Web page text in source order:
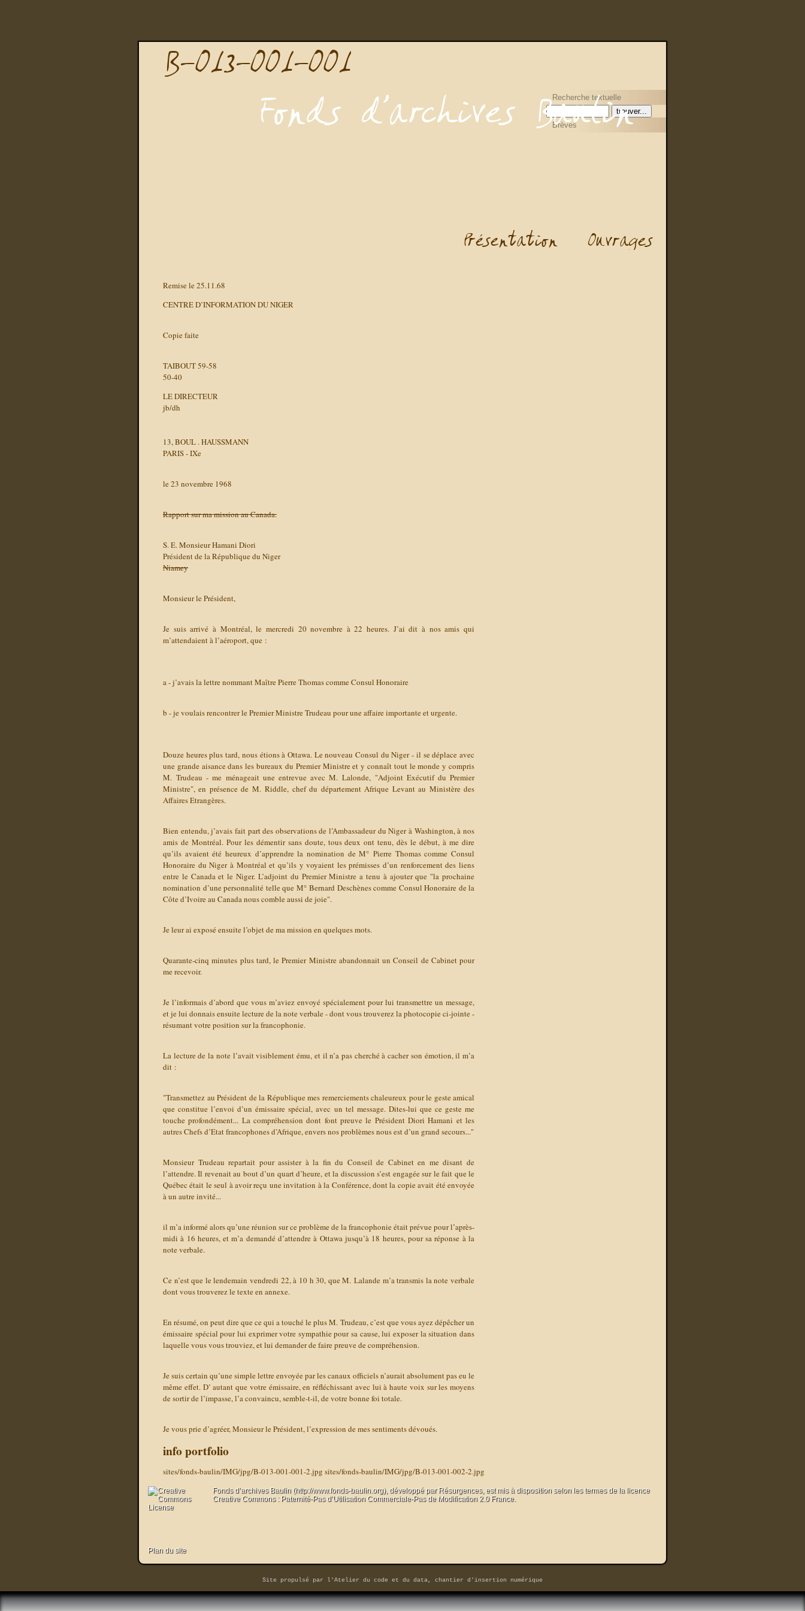
Recherche textuelle
Brèves
Remise le 25.11.68
CENTRE D’INFORMATION DU NIGER
Copie faite
TAIBOUT 59-58
50-40
LE DIRECTEUR
jb/dh
13, BOUL . HAUSSMANN
PARIS - IXe
le 23 novembre 1968
Rapport sur ma mission au Canada.
S. E. Monsieur Hamani Diori
Président de la République du Niger
Niamey
Monsieur le Président,
Je suis arrivé à Montréal, le mercredi 20 novembre à 22 heures. J’ai dit à nos amis qui
m’attendaient à l’aéroport, que :
a - j’avais la lettre nommant Maître Pierre Thomas comme Consul Honoraire
b - je voulais rencontrer le Premier Ministre Trudeau pour une affaire importante et urgente.
Douze heures plus tard, nous étions à Ottawa. Le nouveau Consul du Niger - il se déplace avec
une grande aisance dans les bureaux du Premier Ministre et y connaît tout le monde y compris
M. Trudeau - me ménageait une entrevue avec M. Lalonde, "Adjoint Exécutif du Premier
Ministre", en présence de M. Riddle, chef du département Afrique Levant au Ministère des
Affaires Etrangères.
Bien entendu, j’avais fait part des observations de l’Ambassadeur du Niger à Washington, à nos
amis de Montréal. Pour les démentir sans doute, tous deux ont tenu, dès le début, à me dire
qu’ils avaient été heureux d’apprendre la nomination de M° Pierre Thomas comme Consul
Honoraire du Niger à Montréal et qu’ils y voyaient les prémisses d’un renforcement des liens
entre le Canada et le Niger. L’adjoint du Premier Ministre a tenu à ajouter que "la prochaine
nomination d’une personnalité telle que M° Bernard Deschènes comme Consul Honoraire de la
Côte d’Ivoire au Canada nous comble aussi de joie".
Je leur ai exposé ensuite l’objet de ma mission en quelques mots.
Quarante-cinq minutes plus tard, le Premier Ministre abandonnait un Conseil de Cabinet pour
me recevoir.
Je l’informais d’abord que vous m’aviez envoyé spécialement pour lui transmettre un message,
et je lui donnais ensuite lecture de la note verbale - dont vous trouverez la photocopie ci-jointe -
résumant votre position sur la francophonie.
La lecture de la note l’avait visiblement ému, et il n’a pas cherché à cacher son émotion, il m’a
dit :
"Transmettez au Président de la République mes remerciements chaleureux pour le geste amical
que constitue l’envoi d’un émissaire spécial, avec un tel message. Dites-lui que ce geste me
touche profondément... La compréhension dont font preuve le Président Diori Hamani et les
autres Chefs d’Etat francophones d’Afrique, envers nos problèmes nous est d’un grand secours..."
Monsieur Trudeau repartait pour assister à la fin du Conseil de Cabinet en me disant de
l’attendre. Il revenait au bout d’un quart d’heure, et la discussion s’est engagée sur le fait que le
Québec était le seul à avoir reçu une invitation à la Conférence, dont la copie avait été envoyée
à un autre invité...
il m’a informé alors qu’une réunion sur ce problème de la francophonie était prévue pour l’après-
midi à 16 heures, et m’a demandé d’attendre à Ottawa jusqu’à 18 heures, pour sa réponse à la
note verbale.
Ce n’est que le lendemain vendredi 22, à 10 h 30, que M. Lalande m’a transmis la note verbale
dont vous trouverez le texte en annexe.
En résumé, on peut dire que ce qui a touché le plus M. Trudeau, c’est que vous ayez dépêcher un
émissaire spécial pour lui exprimer votre sympathie pour sa cause, lui exposer la situation dans
laquelle vous vous trouviez, et lui demander de faire preuve de compréhension.
Je suis certain qu’une simple lettre envoyée par les canaux officiels n’aurait absolument pas eu le
même effet. D’ autant que votre émissaire, en réfléchissant avec lui à haute voix sur les moyens
de sortir de l’impasse, l’a convaincu, semble-t-il, de votre bonne foi totale.
Je vous prie d’agréer, Monsieur le Président, l’expression de mes sentiments dévoués.
info portfolio
sites/fonds-baulin/IMG/jpg/B-013-001-001-2.jpg sites/fonds-baulin/IMG/jpg/B-013-001-002-2.jpg
Fonds d’archives Baulin (http://www.fonds-baulin.org), développé par Résurgences, est mis à disposition selon les termes de la licence
Creative Commons : Paternité-Pas d’Utilisation Commerciale-Pas de Modification 2.0 France.
Plan du site
Site propulsé par l'Atelier du code et du data, chantier d'insertion numérique